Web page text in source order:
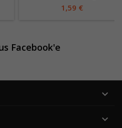
1,59 €
Facebook'e

